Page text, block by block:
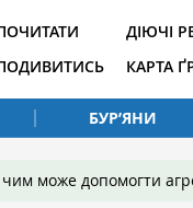
ДІЮЧІ
КАРТА
БУР’ЯНИ
чим може допомогти